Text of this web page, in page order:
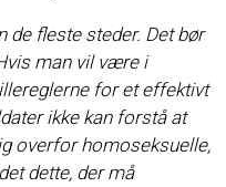
de fleste steder. Det bør
man vil være i
for et effektivt
ikke kan forstå at
overfor homoseksuelle,
dette, der må